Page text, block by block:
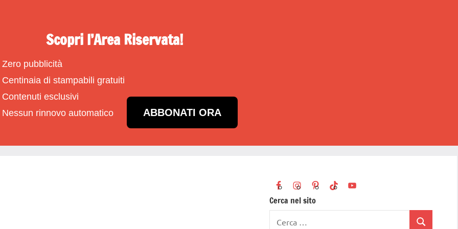
Scopri l’Area Riservata!
Zero pubblicità
Centinaia di stampabili gratuiti
Contenuti esclusivi
Nessun rinnovo automatico
ABBONATI ORA
Cerca nel sito